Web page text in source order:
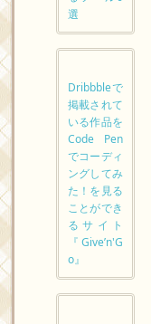
選
Dribbbleで
掲載されて
いる作品を
Code Pen
でコーディ
ングしてみ
た！を見る
ことができ
るサイト
『Give’n'G
o』